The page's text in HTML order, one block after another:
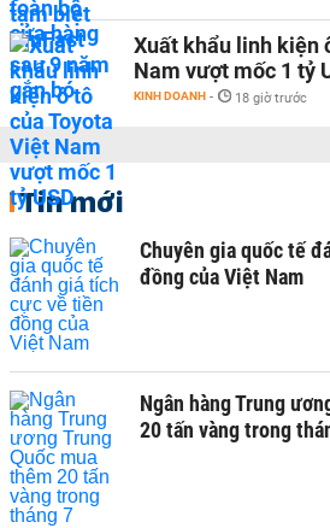
Xuất khẩu linh kiện
Nam vượt mốc 1 tỷ
KINH DOANH - 18 giờ trước
Tin mới
Chuyên gia quốc tế
đồng của Việt Nam
Ngân hàng Trung
20 tấn vàng trong